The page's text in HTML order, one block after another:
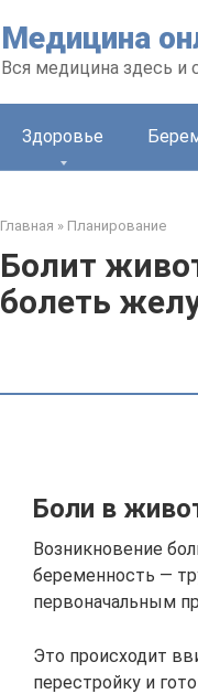
Медицина
Вся медицина здесь и
Здоровье
Главная » Планирование
Болит
болеть
Боли в
Возникновение
беременность —
первоначальным
Это происходит
перестройку и